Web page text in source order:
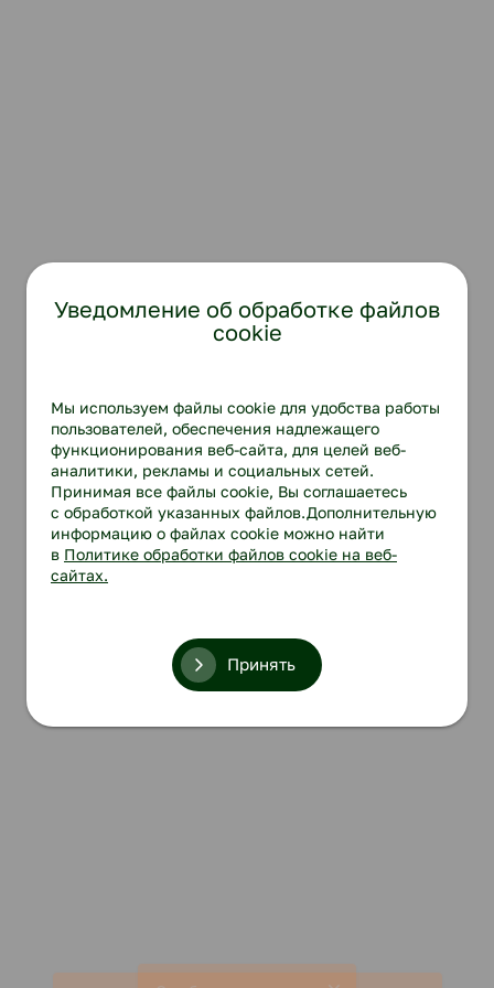
Уведомление об обработке файлов
cookie
Мы используем файлы cookie для удобства работы
пользователей, обеспечения надлежащего
функционирования веб-сайта, для целей веб-
аналитики, рекламы и социальных сетей.
Принимая все файлы cookie, Вы соглашаетесь
с обработкой указанных файлов.Дополнительную
информацию о файлах cookie можно найти
в Политике обработки файлов cookie на веб-
сайтах.
Принять